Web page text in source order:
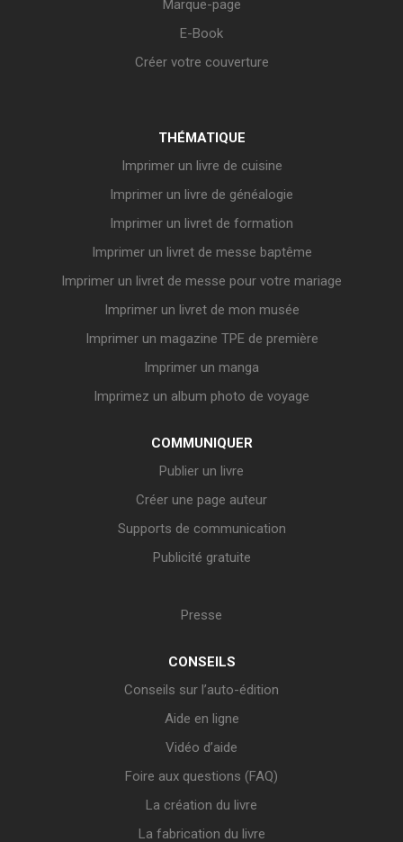
Marque-page
E-Book
Créer votre couverture
THÉMATIQUE
Imprimer un livre de cuisine
Imprimer un livre de généalogie
Imprimer un livret de formation
Imprimer un livret de messe baptême
Imprimer un livret de messe pour votre mariage
Imprimer un livret de mon musée
Imprimer un magazine TPE de première
Imprimer un manga
Imprimez un album photo de voyage
COMMUNIQUER
Publier un livre
Créer une page auteur
Supports de communication
Publicité gratuite
Presse
CONSEILS
Conseils sur l’auto-édition
Aide en ligne
Vidéo d’aide
Foire aux questions (FAQ)
La création du livre
La fabrication du livre